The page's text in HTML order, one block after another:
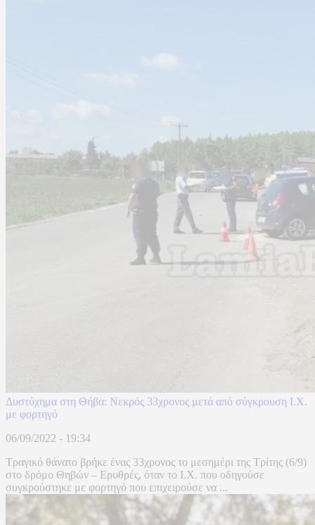
Δυστύχημα στη Θήβα: Νεκρός 33χρονος μετά από σύγκρουση Ι.Χ.
με φορτηγό
06/09/2022 - 19:34
Τραγικό θάνατο βρήκε ένας 33χρονος το μεσημέρι της Τρίτης (6/9)
στο δρόμο Θηβών – Ερυθρές, όταν το Ι.Χ. που οδηγούσε
συγκρούστηκε με φορτηγό που επιχειρούσε να ...